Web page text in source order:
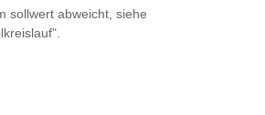
sollwert abweicht, siehe